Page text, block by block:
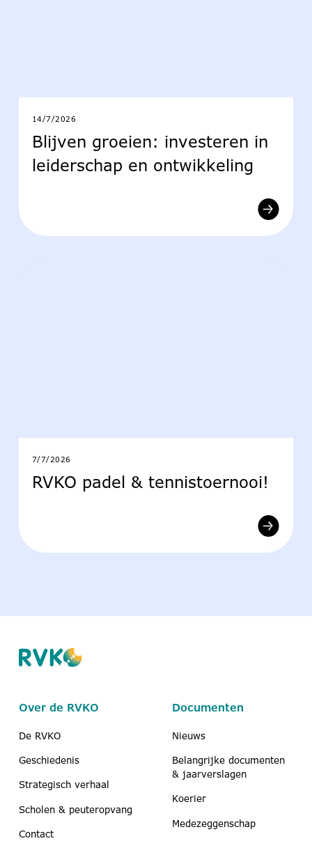
14/7/2026
Blijven groeien: investeren in
leiderschap en ontwikkeling
7/7/2026
RVKO padel & tennistoernooi!
Over de RVKO
De RVKO
Geschiedenis
Strategisch verhaal
Scholen & peuteropvang
Contact
Documenten
Nieuws
Belangrijke documenten
& jaarverslagen
Koerier
Medezeggenschap